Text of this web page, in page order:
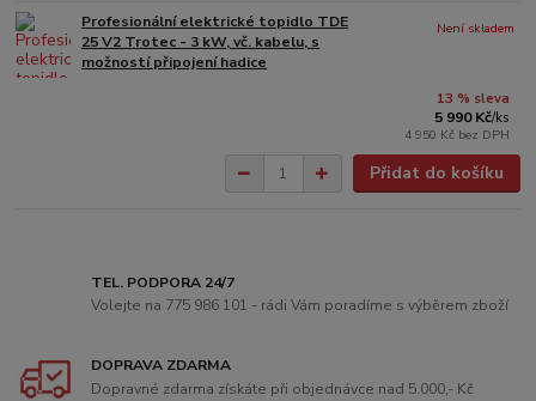
Profesionální elektrické topidlo TDE
25 V2 Trotec - 3 kW, vč. kabelu, s
možností připojení hadice
13 % sleva
5 990 Kč/ks
4 950 Kč bez DPH
Není skladem
Přidat do košíku
TEL. PODPORA 24/7
Volejte na 775 986 101 - rádi Vám poradíme s výběrem zboží
DOPRAVA ZDARMA
Dopravné zdarma získáte při objednávce nad 5.000,- Kč